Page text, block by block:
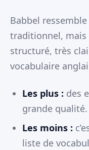
Babbel
traditionnel, mais
structuré, très
vocabulaire
Les plus : des
grande qualité.
Les moins :
liste de